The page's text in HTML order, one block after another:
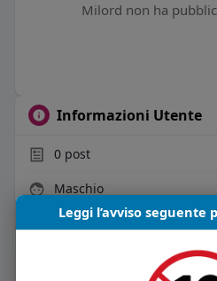
Milord non ha
Informazioni Utente
0post
Maschio
Vive in Italia
Leggi l’avviso